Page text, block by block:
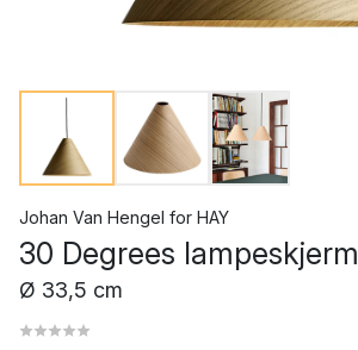
Johan Van Hengel for HAY
30 Degrees lampeskjerm
Ø 33,5 cm